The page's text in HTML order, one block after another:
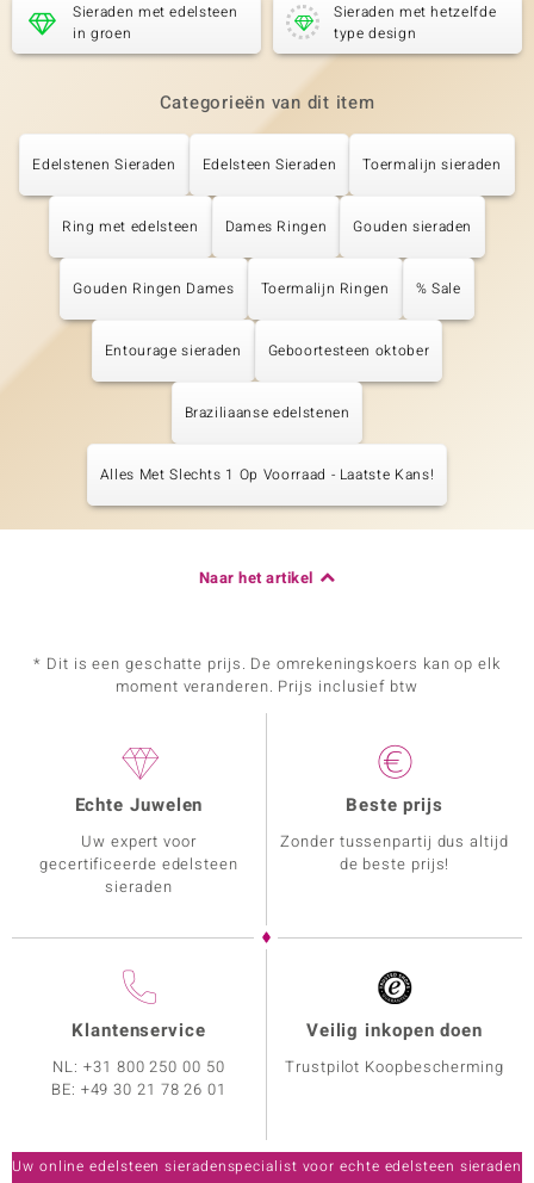
Sieraden met edelsteen
in groen
Sieraden met hetzelfde
type design
Categorieën van dit item
Edelstenen Sieraden Edelsteen Sieraden Toermalijn sieraden
Ring met edelsteen Dames Ringen Gouden sieraden
Gouden Ringen Dames Toermalijn Ringen % Sale
Entourage sieraden Geboortesteen oktober
Braziliaanse edelstenen
Alles Met Slechts 1 Op Voorraad - Laatste Kans!
Naar het artikel
* Dit is een geschatte prijs. De omrekeningskoers kan op elk
moment veranderen. Prijs inclusief btw
Echte Juwelen
Uw expert voor
gecertificeerde edelsteen
sieraden
Beste prijs
Zonder tussenpartij dus altijd
de beste prijs!
Klantenservice
NL:+31 800 250 00 50
BE: +49 30 21 78 26 01
Veilig inkopen doen
Trustpilot Koopbescherming
Uw online edelsteen sieradenspecialist voor echte edelsteen sieraden